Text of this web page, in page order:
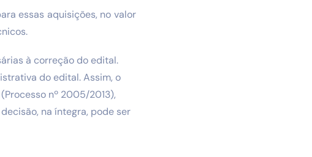
essas aquisições, no valor
à correção do edital.
do edital. Assim, o
nº 2005/2013),
na íntegra, pode ser